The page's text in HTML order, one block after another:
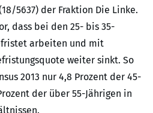
5637) der Fraktion Die Linke.
dass bei den 25- bis 35-
arbeiten und mit
weiter sinkt. So
2013 nur 4,8 Prozent der 45-
der über 55-Jährigen in